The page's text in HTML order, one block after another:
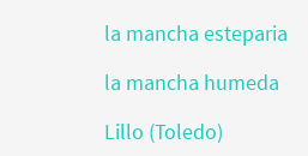
la mancha esteparia
la mancha humeda
Lillo (Toledo)